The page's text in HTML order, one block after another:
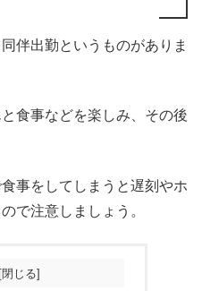
伴出勤というものがありま
食事などを楽しみ、その後
事をしてしまうと遅刻やホ
で注意しましょう。